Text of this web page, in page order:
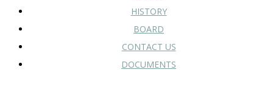
HISTORY
BOARD
CONTACT US
DOCUMENTS